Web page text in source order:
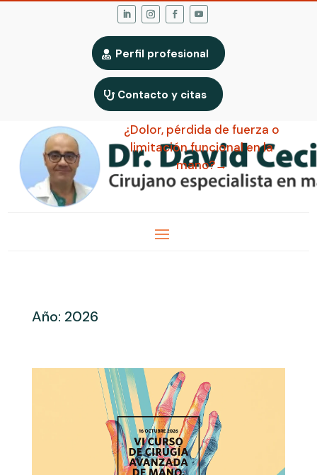
Perfil profesional
Contacto y citas
¿Dolor, pérdida de fuerza o
limitación funcional en la
mano?→
Año: 2026